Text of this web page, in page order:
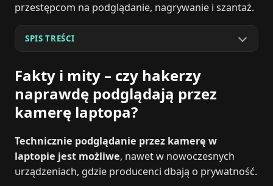
przestępcom na podglądanie, nagrywanie i szantaż.
SPIS TREŚCI
Fakty i mity – czy hakerzy
naprawdę podglądają przez
kamerę laptopa?
Technicznie podglądanie przez kamerę w
laptopie jest możliwe, nawet w nowoczesnych
urządzeniach, gdzie producenci dbają o prywatność.